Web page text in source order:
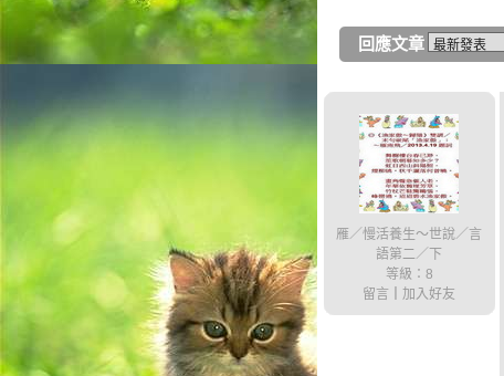
回應文章
雁／慢活養生～世說／言
語第二／下
等級：8
留言
加入好友